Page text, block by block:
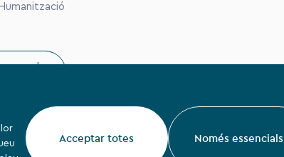
Acceptar totes Només essencials
la